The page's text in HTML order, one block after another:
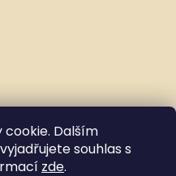
Dalším
souhlas s
zde.